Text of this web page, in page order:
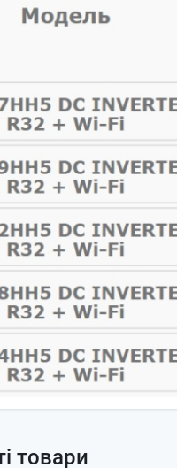
товари